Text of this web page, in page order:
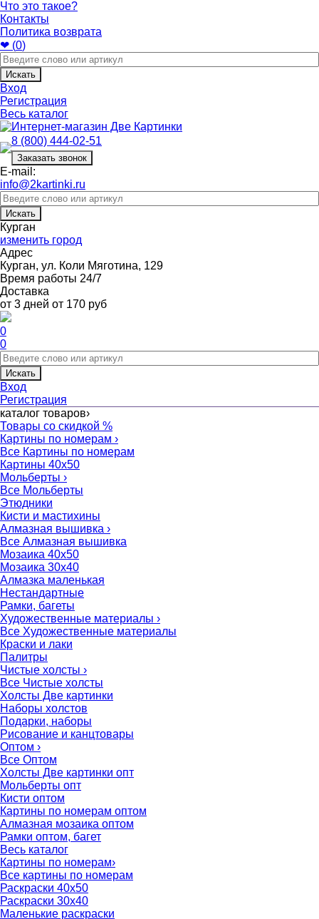
Что это такое?
Контакты
Политика возврата
❤ (0)
Искать
Вход
Регистрация
Весь каталог
8 (800) 444-02-51
Заказать звонок
E-mail:
info@2kartinki.ru
Искать
Курган
изменить город
Адрес
Курган, ул. Коли Мяготина, 129
Время работы 24/7
Доставка
от 3 дней от 170 руб
0
0
Искать
Вход
Регистрация
каталог товаров›
Товары со скидкой %
Картины по номерам ›
Все Картины по номерам
Картины 40x50
Мольберты ›
Все Мольберты
Этюдники
Кисти и мастихины
Алмазная вышивка ›
Все Алмазная вышивка
Мозаика 40x50
Мозаика 30x40
Алмазка маленькая
Нестандартные
Рамки, багеты
Художественные материалы ›
Все Художественные материалы
Краски и лаки
Палитры
Чистые холсты ›
Все Чистые холсты
Холсты Две картинки
Наборы холстов
Подарки, наборы
Рисование и канцтовары
Оптом ›
Все Оптом
Холсты Две картинки опт
Мольберты опт
Кисти оптом
Картины по номерам оптом
Алмазная мозаика оптом
Рамки оптом, багет
Весь каталог
Картины по номерам›
Все картины по номерам
Раскраски 40х50
Раскраски 30х40
Маленькие раскраски